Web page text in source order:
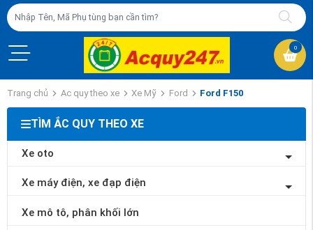
0
Trang chủ Ac quy theo xe Xe Mỹ Ford Ford F150
TÌM ẮC QUY THEO XE
Xe oto
Xe máy điện, xe đạp điện
Xe mô tô, phân khối lớn